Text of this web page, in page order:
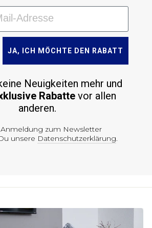
JA, ICH MÖCHTE DEN RABATT
Neuigkeiten mehr und
Rabatte vor allen
anderen.
zum Newsletter
unsere Datenschutzerklärung.